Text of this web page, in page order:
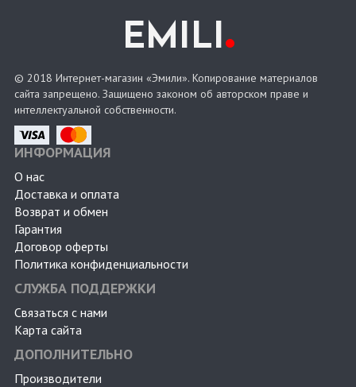
EMILI.
© 2018 Интернет-магазин «Эмили». Копирование материалов
сайта запрещено. Защищено законом об авторском праве и
интеллектуальной собственности.
ИНФОРМАЦИЯ
О нас
Доставка и оплата
Возврат и обмен
Гарантия
Договор оферты
Политика конфиденциальности
СЛУЖБА ПОДДЕРЖКИ
Связаться с нами
Карта сайта
ДОПОЛНИТЕЛЬНО
Производители